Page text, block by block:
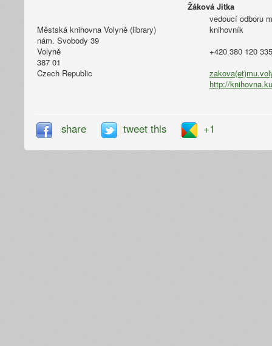
Žáková Jitka
Městská knihovna Volyně (library)
nám. Svobody 39
Volyně
387 01
Czech Republic
vedoucí odboru
knihovník
+420 380 120 335
http://
share tweet this +1